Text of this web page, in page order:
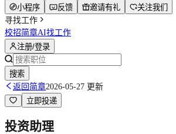
小程序 反馈 邀请有礼
关注我们
寻找工作
校招简章AI找工作
注册/登录
搜索
返回简章2026-05-27 更新
立即投递
投资助理